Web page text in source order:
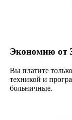
Экономию от
Вы платите
техникой и
больничные.